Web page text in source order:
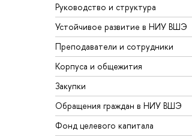
Руководство и структура
Устойчивое развитие в НИУ ВШЭ
Преподаватели и сотрудники
Корпуса и общежития
Закупки
Обращения граждан в НИУ ВШЭ
Фонд целевого капитала